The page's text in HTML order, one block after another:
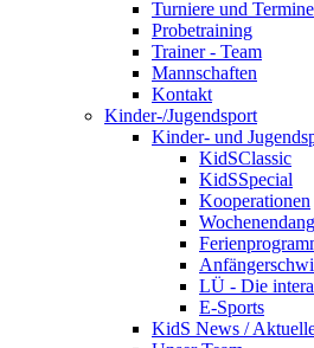
Turniere und Termine
Probetraining
Trainer - Team
Mannschaften
Kontakt
Kinder-/Jugendsport
Kinder- und
KidSClassic
KidSSpecial
Kooperationen
LÜ - Die
E-Sports
KidS News /